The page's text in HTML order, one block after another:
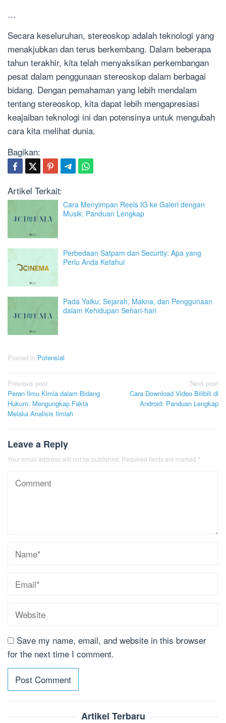
…
Secara keseluruhan, stereoskop adalah teknologi yang
menakjubkan dan terus berkembang. Dalam beberapa
tahun terakhir, kita telah menyaksikan perkembangan
pesat dalam penggunaan stereoskop dalam berbagai
bidang. Dengan pemahaman yang lebih mendalam
tentang stereoskop, kita dapat lebih mengapresiasi
keajaiban teknologi ini dan potensinya untuk mengubah
cara kita melihat dunia.
Bagikan:
Artikel Terkait:
Cara Menyimpan Reels IG ke Galeri dengan
Musik: Panduan Lengkap
Perbedaan Satpam dan Security: Apa yang
Perlu Anda Ketahui
Pada Yaiku: Sejarah, Makna, dan Penggunaan
dalam Kehidupan Sehari-hari
Posted in Potensial
Post
navigation
Previous post
Peran Ilmu Kimia dalam Bidang
Hukum: Mengungkap Fakta
Melalui Analisis Ilmiah
Next post
Cara Download Video Bilibili di
Android: Panduan Lengkap
Leave a Reply
Your email address will not be published. Required fields are marked *
Save my name, email, and website in this browser
for the next time I comment.
Artikel Terbaru